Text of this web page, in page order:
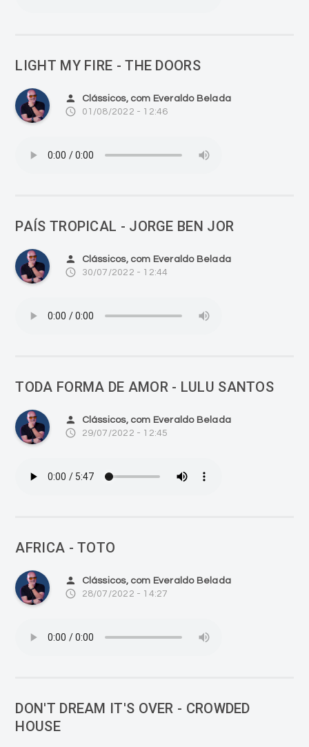
LIGHT MY FIRE - THE DOORS
person Clássicos, com Everaldo Belada
access_time 01/08/2022 - 12:46
PAÍS TROPICAL - JORGE BEN JOR
person Clássicos, com Everaldo Belada
access_time 30/07/2022 - 12:44
TODA FORMA DE AMOR - LULU SANTOS
person Clássicos, com Everaldo Belada
access_time 29/07/2022 - 12:45
AFRICA - TOTO
person Clássicos, com Everaldo Belada
access_time 28/07/2022 - 14:27
DON'T DREAM IT'S OVER - CROWDED
HOUSE